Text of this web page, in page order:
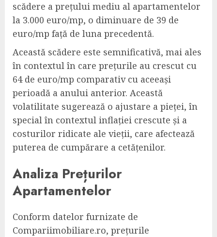
scădere a prețului mediu al apartamentelor
la 3.000 euro/mp, o diminuare de 39 de
euro/mp față de luna precedentă.
Această scădere este semnificativă, mai ales
în contextul în care prețurile au crescut cu
64 de euro/mp comparativ cu aceeași
perioadă a anului anterior. Această
volatilitate sugerează o ajustare a pieței, în
special în contextul inflației crescute și a
costurilor ridicate ale vieții, care afectează
puterea de cumpărare a cetățenilor.
Analiza Prețurilor
Apartamentelor
Conform datelor furnizate de
Compariimobiliare.ro, prețurile